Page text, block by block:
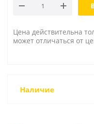
Цена действительна
может отличаться от
Наличие